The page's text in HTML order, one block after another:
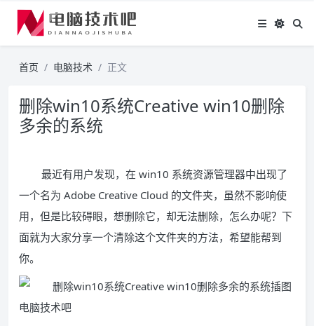
首页 电脑技术 正文
删除win10系统Creative win10删除
多余的系统
最近有用户发现，在 win10 系统资源管理器中出现了
一个名为 Adobe Creative Cloud 的文件夹，虽然不影响使
用，但是比较碍眼，想删除它，却无法删除，怎么办呢？下
面就为大家分享一个清除这个文件夹的方法，希望能帮到
你。